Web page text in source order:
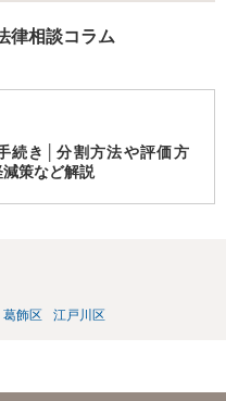
律相談コラム
続き│分割方法や評価方
策など解説
葛飾区 江戸川区